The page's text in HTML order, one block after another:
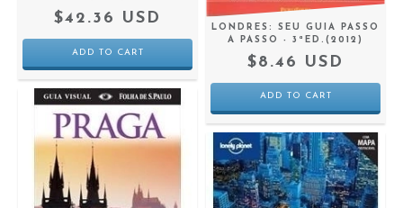
$42.36 USD
LONDRES: SEU GUIA PASSO
A PASSO - 3ªED.(2012)
$8.46 USD